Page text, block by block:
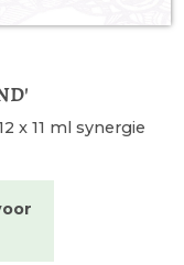
x 11 ml synergie